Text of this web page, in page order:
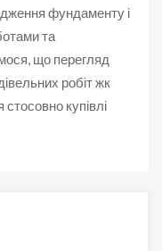
фундаменту і
та
що перегляд
робіт жк
купівлі